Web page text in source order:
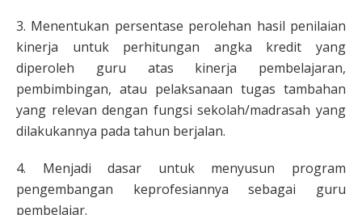
3. Menentukan persentase perolehan hasil penilaian
kinerja untuk perhitungan angka kredit yang
diperoleh guru atas kinerja pembelajaran,
pembimbingan, atau pelaksanaan tugas tambahan
yang relevan dengan fungsi sekolah/madrasah yang
dilakukannya pada tahun berjalan.
4. Menjadi dasar untuk menyusun program
pengembangan keprofesiannya sebagai guru
pembelajar.